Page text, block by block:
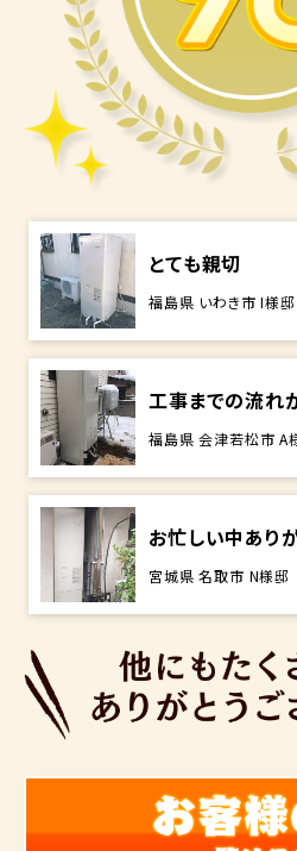
とても親切
福島県 いわき市 I様邸
工事までの流れ
福島県 会津若松市 A
お忙しい中あり
宮城県 名取市 N様邸